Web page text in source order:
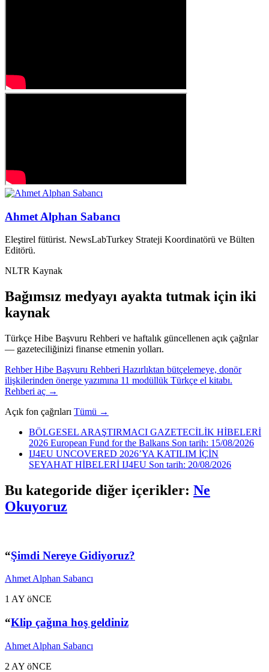
Ahmet Alphan Sabancı
Eleştirel fütürist. NewsLabTurkey Strateji Koordinatörü ve Bülten
Editörü.
NLTR Kaynak
Bağımsız medyayı ayakta tutmak için iki
kaynak
Türkçe Hibe Başvuru Rehberi ve haftalık güncellenen açık çağrılar
— gazeteciliğinizi finanse etmenin yolları.
Rehber Hibe Başvuru Rehberi Hazırlıktan bütçelemeye, donör
ilişkilerinden önerge yazımına 11 modüllük Türkçe el kitabı.
Rehberi aç →
Açık fon çağrıları Tümü →
BÖLGESEL ARAŞTIRMACI GAZETECİLİK HİBELERİ
2026 European Fund for the Balkans Son tarih: 15/08/2026
IJ4EU UNCOVERED 2026’YA KATILIM İÇİN
SEYAHAT HİBELERİ IJ4EU Son tarih: 20/08/2026
Bu kategoride diğer içerikler: Ne
Okuyoruz
“Şimdi Nereye Gidiyoruz?
Ahmet Alphan Sabancı
1 AY öNCE
“Klip çağına hoş geldiniz
Ahmet Alphan Sabancı
2 AY öNCE